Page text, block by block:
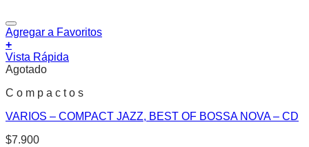
Agregar a Favoritos
+
Vista Rápida
Agotado
C o m p a c t o s
VARIOS – COMPACT JAZZ, BEST OF BOSSA NOVA – CD
$7.900